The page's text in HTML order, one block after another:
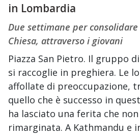
in Lombardia
Due settimane per consolidare
Chiesa, attraverso i giovani
Piazza San Pietro. Il gruppo
si raccoglie in preghiera. Le
affollate di preoccupazione,
quello che è successo in
ha lasciato una ferita che
rimarginata. A Kathmandu e